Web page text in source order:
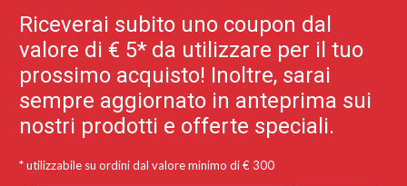
Riceverai subito uno coupon dal
valore di € 5* da utilizzare per il tuo
prossimo acquisto! Inoltre, sarai
sempre aggiornato in anteprima sui
nostri prodotti e offerte speciali.
* utilizzabile su ordini dal valore minimo di € 300